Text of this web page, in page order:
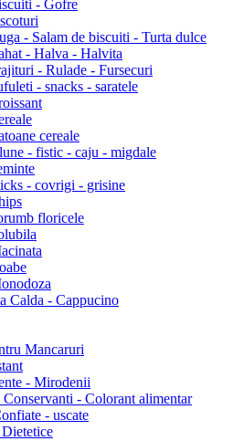
- Gofre
- Salam de biscuiti - Turta dulce
- Halva - Halvita
- Rulade - Fursecuri
- snacks - saratele
cereale
- fistic - caju - migdale
- covrigi - grisine
floricele
Calda - Cappucino
Mancaruri
- Mirodenii
- Colorant alimentar
- uscate